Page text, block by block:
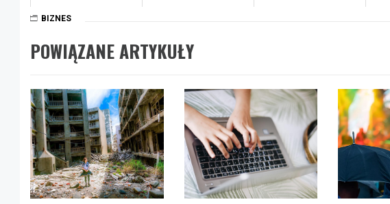
BIZNES
POWIĄZANE ARTYKUŁY